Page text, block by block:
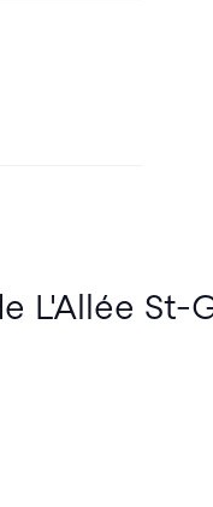
L'Allée St-